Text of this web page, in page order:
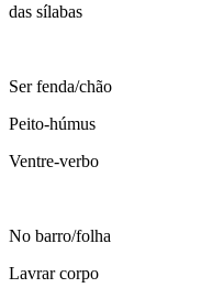
das sílabas
Ser fenda/chão
Peito-húmus
Ventre-verbo
No barro/folha
Lavrar corpo